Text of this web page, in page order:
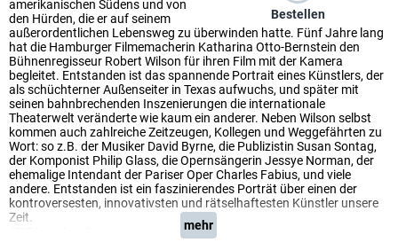
Bestellen
amerikanischen Südens und von
den Hürden, die er auf seinem
außerordentlichen Lebensweg zu überwinden hatte. Fünf Jahre lang
hat die Hamburger Filmemacherin Katharina Otto-Bernstein den
Bühnenregisseur Robert Wilson für ihren Film mit der Kamera
begleitet. Entstanden ist das spannende Portrait eines Künstlers, der
als schüchterner Außenseiter in Texas aufwuchs, und später mit
seinen bahnbrechenden Inszenierungen die internationale
Theaterwelt veränderte wie kaum ein anderer. Neben Wilson selbst
kommen auch zahlreiche Zeitzeugen, Kollegen und Weggefährten zu
Wort: so z.B. der Musiker David Byrne, die Publizistin Susan Sontag,
der Komponist Philip Glass, die Opernsängerin Jessye Norman, der
ehemalige Intendant der Pariser Oper Charles Fabius, und viele
andere. Entstanden ist ein faszinierendes Porträt über einen der
kontroversesten, innovativsten und rätselhaftesten Künstler unsere
Zeit.
mehr